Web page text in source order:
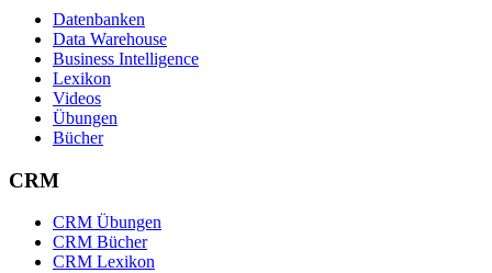
Datenbanken
Data Warehouse
Business Intelligence
Lexikon
Videos
Übungen
Bücher
CRM
CRM Übungen
CRM Bücher
CRM Lexikon